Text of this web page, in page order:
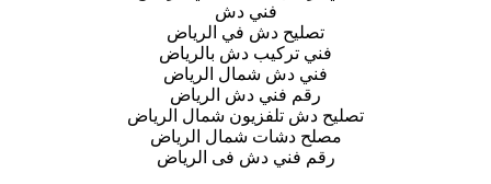
فني دش
تصليح دش في الرياض
فني تركيب دش بالرياض
فني دش شمال الرياض
رقم فني دش الرياض
تصليح دش تلفزيون شمال الرياض
مصلح دشات شمال الرياض
رقم فني دش فى الرياض